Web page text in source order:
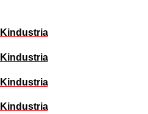
Kindustria
Kindustria
Kindustria
Kindustria